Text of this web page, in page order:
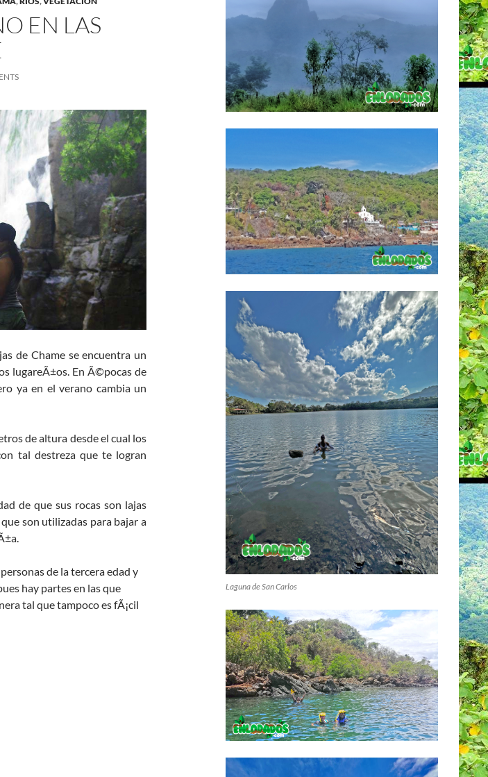
EN LAS
de Chame se encuentra un
lugareÃ±os. En Ã©pocas de
ya en el verano cambia un
de altura desde el cual los
tal destreza que te logran
de que sus rocas son lajas
son utilizadas para bajar a
de la tercera edad y
hay partes en las que
tal que tampoco es fÃ¡cil
Laguna de San Carlos